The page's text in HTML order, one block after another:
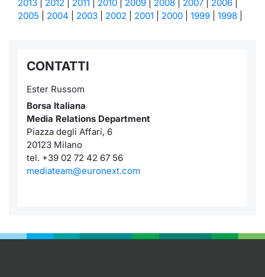
2013
2012 2011 2010 2009 2008 2007 2006
2005
2004 2003 2002 2001 2000 1999 1998
CONTATTI
Ester Russom
Borsa Italiana
Media Relations Department
Piazza degli Affari, 6
20123 Milano
tel. +39 02 72 42 67 56
mediateam@euronext.com